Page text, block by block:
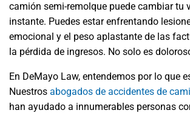
camión semi-remolque puede cambiar tu
instante. Puedes estar enfrentando
emocional y el peso aplastante de las
la pérdida de ingresos. No solo es
En DeMayo Law, entendemos por lo que
Nuestros abogados de accidentes de
han ayudado a innumerables personas